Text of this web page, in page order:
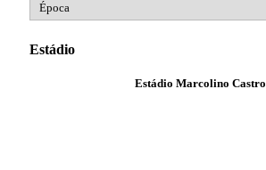
Estádio
Estádio Marcolino Castro